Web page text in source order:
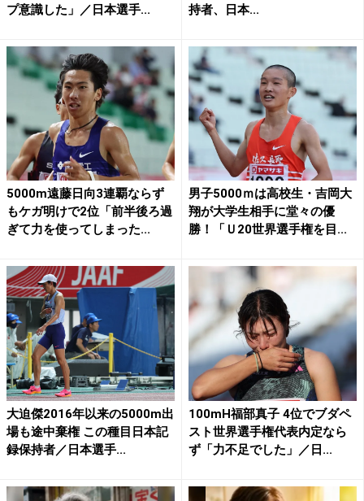
プ意識した」／日本選手...
持者、日本...
5000m遠藤日向3連覇ならず
もケガ明けで2位「前半後ろ過
ぎて力を使ってしまった...
男子5000ｍは高校生・吉岡大
翔が大学生相手に堂々の優
勝！「Ｕ20世界選手権を目...
大迫傑2016年以来の5000m出
場も途中棄権 この種目日本記
録保持者／日本選手...
100mH福部真子 4位でブダペ
スト世界選手権代表内定なら
ず「力不足でした」／日...